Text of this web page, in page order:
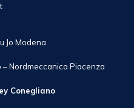
Jo Modena
– Nordmeccanica Piacenza
Conegliano